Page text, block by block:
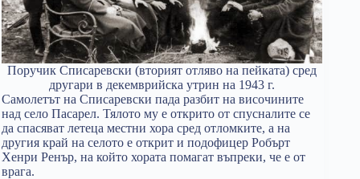
Поручик Списаревски (вторият отляво на пейката) сред
другари в декемврийска утрин на 1943 г.
Самолетът на Списаревски пада разбит на височините
над село Пасарел. Тялото му е открито от спусналите се
да спасяват летеца местни хора сред отломките, а на
другия край на селото е открит и подофицер Робърт
Хенри Ренър, на който хората помагат въпреки, че е от
врага.